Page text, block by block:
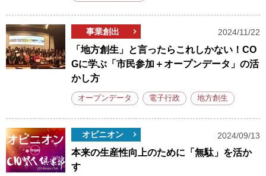
事業創出 2024/11/22
「地方創生」と言ったらこれしかない！CO
Gに学ぶ「市民参加＋オープンデータ」の活
かし方
オープンデータ 電子行政 地方創生
オピニオン 2024/09/13
本来の生産性向上のために「無駄」を活か
す